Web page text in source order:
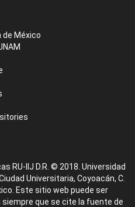
de México
RU-IIJ D.R. © 2018. Universidad
Universitaria, Coyoacán, C.
Este sitio web puede ser
que se cite la fuente de